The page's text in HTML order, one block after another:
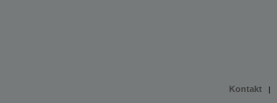
Kontakt |